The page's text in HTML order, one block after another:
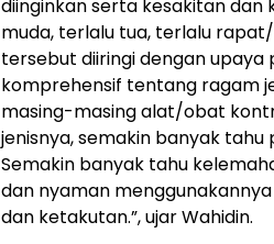
diinginkan serta kesakitan
muda, terlalu tua, terlalu
tersebut diiringi dengan
komprehensif tentang ragam
masing-masing alat/obat
jenisnya, semakin banyak tahu
Semakin banyak tahu
dan nyaman
dan ketakutan.”, ujar Wahidin.